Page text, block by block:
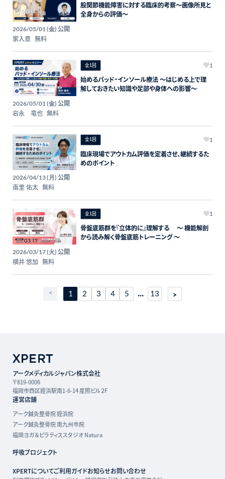
股関節機能障害に対する臨床的考察～画像所見と
全身からの評価～
2026/05/01 (金) 公開
家入章 無料
全1回 1
始めるパッド・インソール療法 ～はじめる上で理
解しておきたい知識や足部や身体への影響～
2026/05/01 (金) 公開
岩永 竜也 無料
全1回 1
臨床現場でアウトカム評価を定着させ、継続するた
めのポイント
2026/04/13 (月) 公開
南里 佑太 無料
全1回 1
骨盤底筋群を『立体的に』理解する 〜 機能解剖
から読み解く骨盤底筋トレーニング 〜
2026/03/17 (火) 公開
横井 悠加 無料
1 2 3 4 5 ... 13
アークメディカルジャパン株式会社
〒819-0006
福岡市西区姪浜駅南1-6-14 産照ビル２F
運営店舗
アーク鍼灸整骨院 姪浜院
アーク鍼灸整骨院 南九州市院
福岡ヨガ＆ピラティススタジオ Natura
呼吸プロジェクト
XPERTについてご利用ガイドお知らせお問い合わせ